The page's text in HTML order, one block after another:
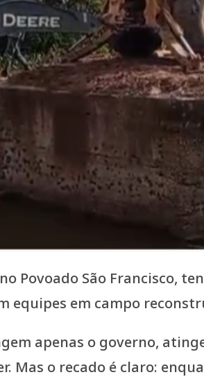
Povoado São Francisco,
equipes em campo
apenas o governo,
Mas o recado é claro: